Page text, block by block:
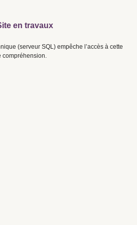
en travaux
(serveur SQL) empêche l’accès à cette